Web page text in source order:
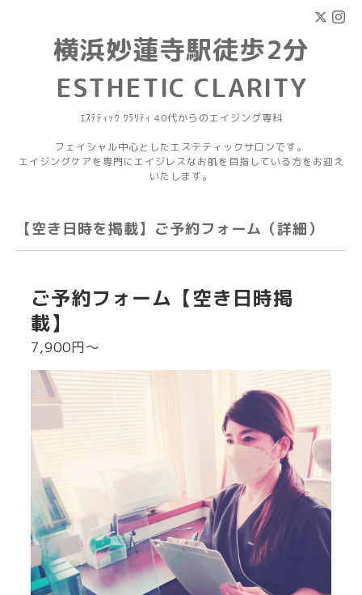
横浜妙蓮寺駅徒歩2分
ESTHETIC CLARITY
ｴｽﾃﾃｨｯｸ ｸﾗﾘﾃｨ 40代からのエイジング専科
フェイシャル中心としたエステティックサロンです。
エイジングケアを専門にエイジレスなお肌を目指している方をお迎え
いたします。
【空き日時を掲載】ご予約フォーム（詳細）
ご予約フォーム【空き日時掲
載】
7,900円〜